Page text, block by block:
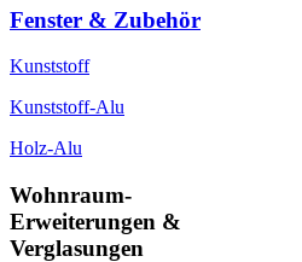
Fenster & Zubehör
Kunststoff
Kunststoff-Alu
Holz-Alu
Wohnraum-
Erweiterungen &
Verglasungen